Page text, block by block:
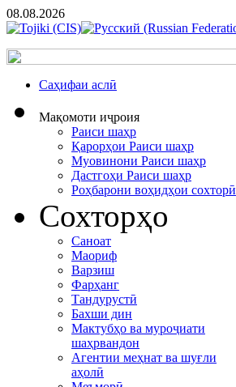
08.08.2026
Cаҳифаи аслӣ
Мақомоти иҷроия
Раиси шаҳр
Қарорҳои Раиси шаҳр
Муовинони Раиси шаҳр
Дастгоҳи Раиси шаҳр
Роҳбарони воҳидҳои сохторӣ
Сохторҳо
Саноат
Маориф
Варзиш
Фарҳанг
Тандурустӣ
Бахши дин
Мактубҳо ва муроҷиати
шаҳрвандон
Агентии меҳнат ва шуғли
аҳолӣ